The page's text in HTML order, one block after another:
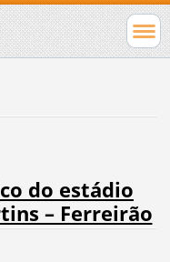
do estádio
– Ferreirão